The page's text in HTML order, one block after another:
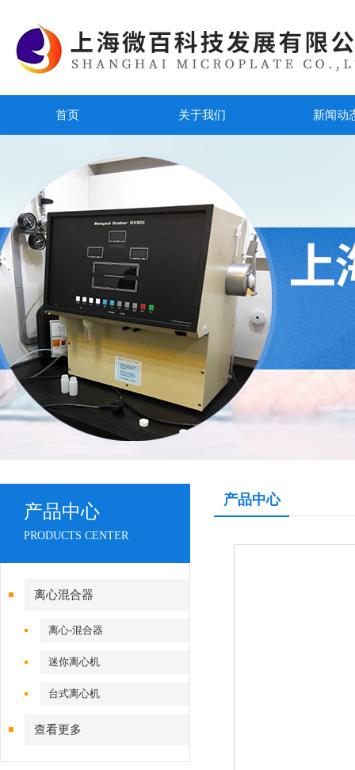
首页 关于我们 新闻动
产品中心
PRODUCTS CENTER
离心混合器
离心-混合器
迷你离心机
台式离心机
查看更多
产品中心